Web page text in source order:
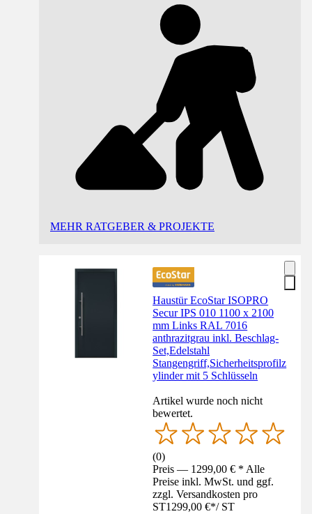
MEHR RATGEBER & PROJEKTE
Haustür EcoStar ISOPRO
Secur IPS 010 1100 x 2100
mm Links RAL 7016
anthrazitgrau inkl. Beschlag-
Set,Edelstahl
Stangengriff,Sicherheitsprofilz
ylinder mit 5 Schlüsseln
Artikel wurde noch nicht
bewertet.
(0)
Preis — 1299,00 € * Alle
Preise inkl. MwSt. und ggf.
zzgl. Versandkosten pro
ST1299,00 €*/ ST